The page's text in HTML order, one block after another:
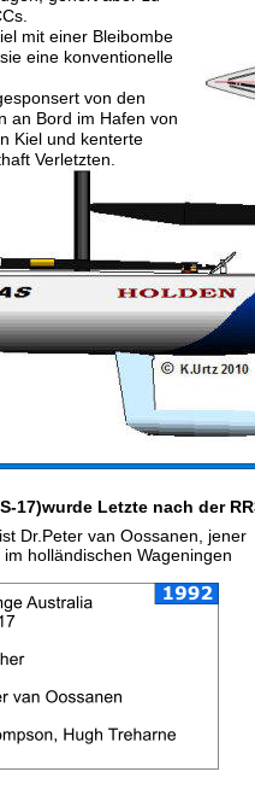
mit einer Bleibombe
eine konventionelle
von den
an Bord im Hafen von
Kiel und kenterte
Verletzten.
17)wurde Letzte nach der
Dr.Peter van Oossanen, jener
holländischen Wageningen